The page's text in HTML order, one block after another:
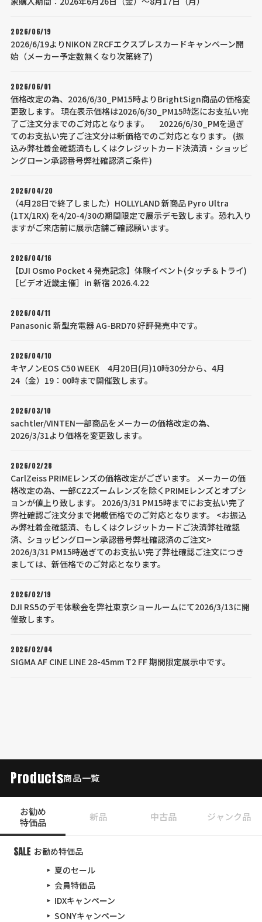
2026/06/19
2026/6/19よりNIKON ZRCFエクスプレスカードキャンペーン開
始（メーカー予定数無くなり次第終了)
2026/06/01
価格改定の為、2026/6/30_PM15時よりBrightSign商品の価格変
更致します。 現在表示価格は2026/6/30_PM15時迄にお支払い完
了ご注文分までのご対応となります。 20226/6/30_PMを過ぎ
てのお支払い完了ご注文分は新価格でのご対応となります。 (振
込み弊社着金確認済もしくはクレジットカード決済済・ショッピ
ングローン承認番号弊社確認済ご条件)
2026/04/20
（4月28日で終了しました）HOLLYLAND 新商品 Pyro Ultra
(1TX/1RX) を4/20-4/30の期間限定で展示デモ致します。恐れ入り
ますがご来店前に展示店舗ご確認願います。
2026/04/16
【DJI Osmo Pocket 4 発売記念】体験イベント(タッチ＆トライ)
［ビデオ近畿主催］in 新宿 2026.4.22
2026/04/11
Panasonic 新型充電器 AG-BRD70 好評発売中です。
2026/04/10
キヤノンEOS C50 WEEK 4月20日(月)10時30分から、4月
24（金）19：00時まで開催致します。
2026/03/10
sachtler/VINTEN一部商品をメーカーの価格改定の為、
2026/3/31より価格を変更致します。
2026/02/28
CarlZeiss PRIMEレンズの価格改定がございます。 メーカーの価
格改定の為、一部CZ2ズームレンズを除くPRIMEレンズとオプシ
ョンが値上り致します。 2026/3/31 PM15時までにお支払い完了
弊社確認ご注文分まで掲載価格でのご対応となります。 <お振込
み弊社着金確認済、もしくはクレジットカードご決済弊社確認
済、ショッピングローン承認番号弊社確認済のご注文>
2026/3/31 PM15時過ぎてのお支払い完了弊社確認ご注文につき
ましては、新価格でのご対応となります。
2026/02/19
DJI RS5のデモ体験会を弊社東京ショールームにて2026/3/13に開
催致します。
2026/02/04
SIGMA AF CINE LINE 28-45mm T2 FF 期間限定展示中です。
Products商品一覧
お勧め
特価品
新品 中古品 ジャンク品
お勧め特価品
夏のセール
会員特価品
IDXキャンペーン
SONYキャンペーン